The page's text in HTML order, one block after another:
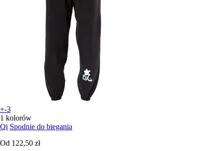
+-3
1 kolorów
Qi Spodnie do biegania
Od 122,50 zł